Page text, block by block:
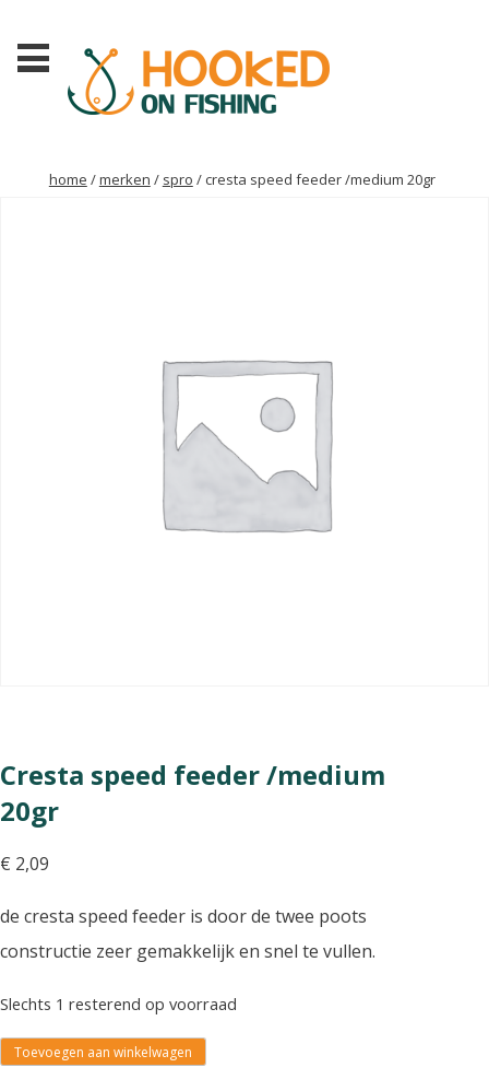
home /merken / spro / cresta speed feeder /medium 20gr
Cresta speed feeder /medium
20gr
€ 2,09
de cresta speed feeder is door de twee poots
constructie zeer gemakkelijk en snel te vullen.
Slechts 1 resterend op voorraad
Toevoegen aan winkelwagen